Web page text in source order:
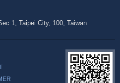
1, Taipei City, 100, Taiwan